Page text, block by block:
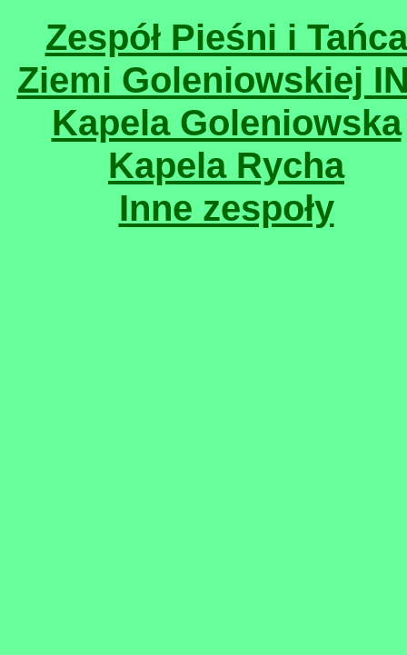
Zespół Pieśni i Tańca
Ziemi Goleniowskiej
Kapela Goleniowska
Kapela Rycha
Inne zespoły